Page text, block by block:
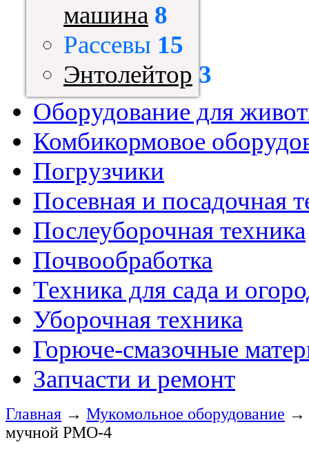
машина 8
Рассевы 15
Энтолейтор 3
Оборудование для
Комбикормовое
Погрузчики
Посевная и посадочная
Послеуборочная техника
Почвообработка
Техника для сада и
Уборочная техника
Горюче-смазочные
Запчасти и ремонт
Главная → Мукомольное оборудование →
мучной РМО-4